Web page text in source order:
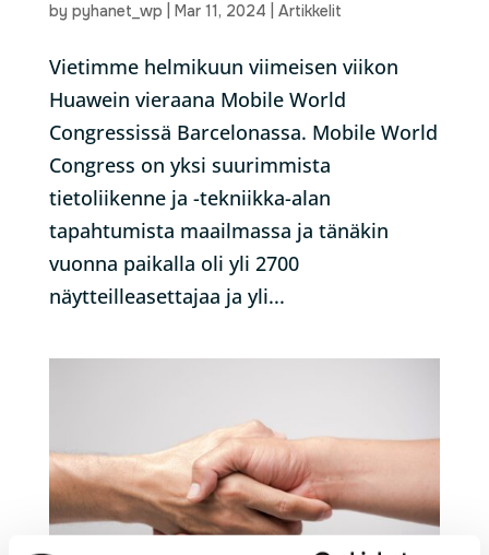
by pyhanet_wp Mar 11, 2024 Artikkelit
Vietimme helmikuun viimeisen viikon
Huawein vieraana Mobile World
Congressissä Barcelonassa. Mobile World
Congress on yksi suurimmista
tietoliikenne ja -tekniikka-alan
tapahtumista maailmassa ja tänäkin
vuonna paikalla oli yli 2700
näytteilleasettajaa ja yli...